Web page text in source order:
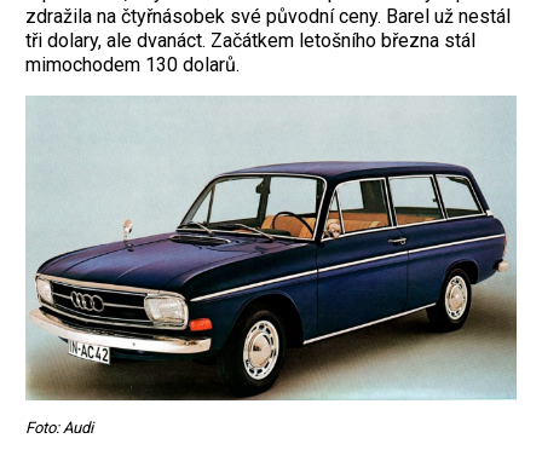
zdražila na čtyřnásobek své původní ceny. Barel už nestál
tři dolary, ale dvanáct. Začátkem letošního března stál
mimochodem 130 dolarů.
Foto: Audi